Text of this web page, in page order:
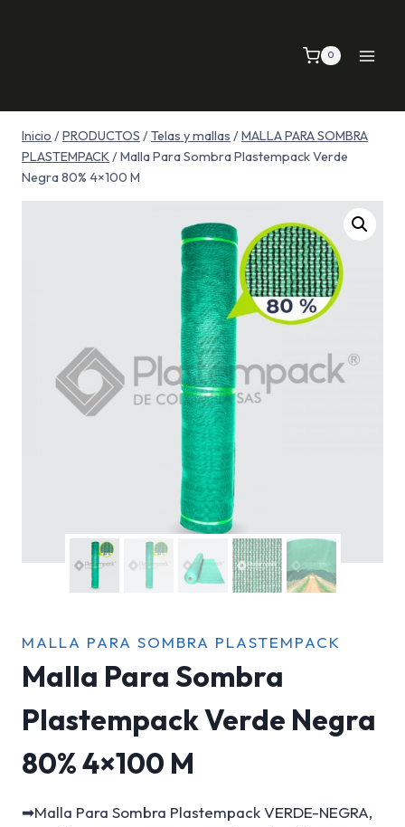
0
Inicio /PRODUCTOS /Telas y mallas /MALLA PARA SOMBRA
PLASTEMPACK/Malla Para Sombra Plastempack Verde
Negra 80% 4×100 M
MALLA PARA SOMBRA PLASTEMPACK
Malla Para Sombra
Plastempack Verde Negra
80% 4×100 M
➡Malla Para Sombra Plastempack VERDE-NEGRA,